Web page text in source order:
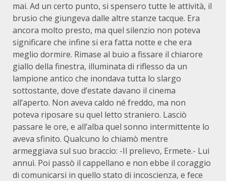
mai. Ad un certo punto, si spensero tutte le attività, il
brusio che giungeva dalle altre stanze tacque. Era
ancora molto presto, ma quel silenzio non poteva
significare che infine si era fatta notte e che era
meglio dormire. Rimase al buio a fissare il chiarore
giallo della finestra, illuminata di riflesso da un
lampione antico che inondava tutta lo slargo
sottostante, dove d’estate davano il cinema
all’aperto. Non aveva caldo né freddo, ma non
poteva riposare su quel letto straniero. Lasciò
passare le ore, e all’alba quel sonno intermittente lo
aveva sfinito. Qualcuno lo chiamò mentre
armeggiava sul suo braccio: -Il prelievo, Ermete.- Lui
annuì. Poi passò il cappellano e non ebbe il coraggio
di comunicarsi in quello stato di incoscienza, e fece